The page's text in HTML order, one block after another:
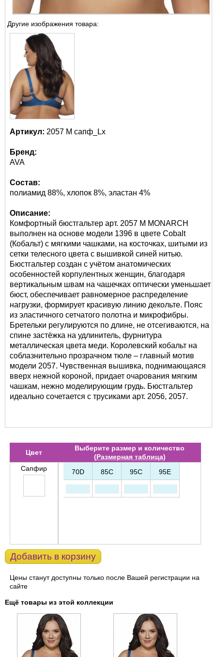
Другие изображения товара:
Артикул: 2057 M сапф_Lx
Бренд:
AVA
Состав:
полиамид 88%, хлопок 8%, эластан 4%
Описание:
Комфортный бюстгальтер арт. 2057 М MONARCH
выполнен на основе модели 1396 в цвете Cobalt
(Кобальт) с мягкими чашками, на косточках, шитыми из
сетки телесного цвета с вышивкой синей нитью.
Бюстгальтер создан с учётом анатомических
особенностей корпулентных женщин, благодаря
вертикальным швам на чашечках оптически уменьшает
бюст, обеспечивает равномерное распределение
нагрузки, формирует красивую линию декольте. Пояс
из эластичного сетчатого полотна и микрофибры.
Бретельки регулируются по длине, не отсегиваются, на
спине застёжка на удлинитель, фурнитура
металлическая цвета меди. Королевский кобальт на
соблазнительно прозрачном тюле – главный мотив
модели 2057. Чувственная вышивка, поднимающаяся
вверх нежной короной, придает очарования мягким
чашкам, нежно моделирующим грудь. Бюстгальтер
идеально сочетается с трусиками арт. 2056, 2057.
Цвет
Выберите размер и количество
(Размерная таблица)
Сапфир
70D 85C 95C 95E
Добавить в корзину
Цены станут доступны только после Вашей регистрации на
сайте
Ещё товары из этой коллекции